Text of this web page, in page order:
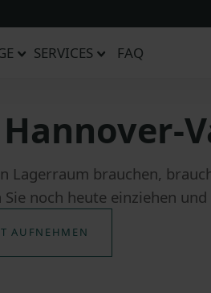
SERVICES FAQ
Lagerraum brauchen,
noch heute einziehen
AUFNEHMEN